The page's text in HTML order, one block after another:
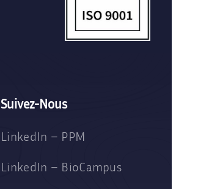
Suivez-Nous
LinkedIn – PPM
LinkedIn – BioCampus